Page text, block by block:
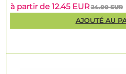
à partir de 12.45 EUR24.90 EUR
AJOUTÉ AU